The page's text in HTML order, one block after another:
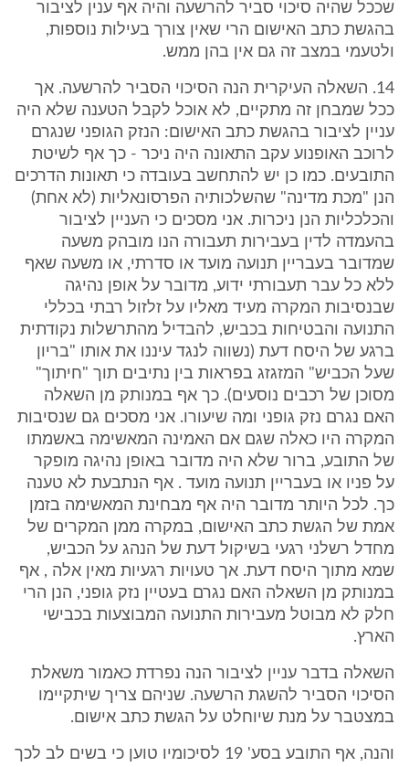
שככל שהיה סיכוי סביר להרשעה והיה אף ענין לציבור
בהגשת כתב האישום הרי שאין צורך בעילות נוספות,
ולטעמי במצב זה גם אין בהן ממש.
14. השאלה העיקרית הנה הסיכוי הסביר להרשעה. אך
ככל שמבחן זה מתקיים, לא אוכל לקבל הטענה שלא היה
עניין לציבור בהגשת כתב האישום: הנזק הגופני שנגרם
לרוכב האופנוע עקב התאונה היה ניכר - כך אף לשיטת
התובעים. כמו כן יש להתחשב בעובדה כי תאונות הדרכים
הנן "מכת מדינה" שהשלכותיה הפרסונאליות (לא אחת)
והכלכליות הנן ניכרות. אני מסכים כי העניין לציבור
בהעמדה לדין בעבירות תעבורה הנו מובהק משעה
שמדובר בעבריין תנועה מועד או סדרתי, או משעה שאף
ללא כל עבר תעבורתי ידוע, מדובר על אופן נהיגה
שבנסיבות המקרה מעיד מאליו על זלזול רבתי בכללי
התנועה והבטיחות בכביש, להבדיל מהתרשלות נקודתית
ברגע של היסח דעת (נשווה לנגד עיננו את אותו "בריון
שעל הכביש" המזגזג בפראות בין נתיבים תוך "חיתוך"
מסוכן של רכבים נוסעים). כך אף במנותק מן השאלה
האם נגרם נזק גופני ומה שיעורו. אני מסכים גם שנסיבות
המקרה היו כאלה שגם אם האמינה המאשימה באשמתו
של התובע, ברור שלא היה מדובר באופן נהיגה מופקר
על פניו או בעבריין תנועה מועד . אף הנתבעת לא טענה
כך. לכל היותר מדובר היה אף מבחינת המאשימה בזמן
אמת של הגשת כתב האישום, במקרה ממן המקרים של
מחדל רשלני רגעי בשיקול דעת של הנהג על הכביש,
שמא מתוך היסח דעת. אך טעויות רגעיות מאין אלה , אף
במנותק מן השאלה האם נגרם בעטיין נזק גופני, הנן הרי
חלק לא מבוטל מעבירות התנועה המבוצעות בכבישי
הארץ.
השאלה בדבר עניין לציבור הנה נפרדת כאמור משאלת
הסיכוי הסביר להשגת הרשעה. שניהם צריך שיתקיימו
במצטבר על מנת שיוחלט על הגשת כתב אישום.
והנה, אף התובע בסע' 19 לסיכומיו טוען כי בשים לב לכך